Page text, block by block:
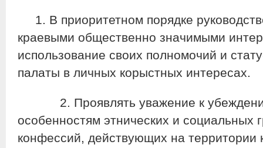
1. В приоритетном порядке
краевыми общественно значимыми
использование своих полномочий и
палаты в личных корыстных интересах.
2. Проявлять уважение к
особенностям этнических и социальных
конфессий, действующих на территории